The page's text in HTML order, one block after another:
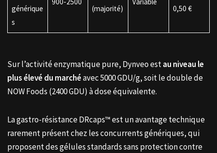
générique
s
(majorité) 0,50 €
Sur l’activité enzymatique pure, Dynveo estau niveau le
plus élevé du marchéavec 5000 GDU/g, soit le double de
NOW Foods (2400 GDU) à dose équivalente.
La gastro-résistance DRcaps™ est un avantage technique
rarement présent chez les concurrents génériques, qui
proposent des gélules standards sans protection contre